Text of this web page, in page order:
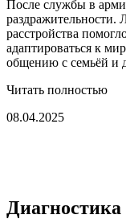
После службы в
раздражительности.
расстройства
адаптироваться к
общению с семьёй и
Читать полностью
08.04.2025
Диагностика